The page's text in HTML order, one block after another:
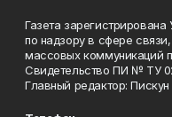
Газета
по надзору в сфере
массовых коммуникаций
Свидетельство ПИ № ТУ
Главный редактор: